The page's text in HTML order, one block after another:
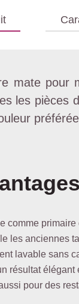
mate pour
les pièces
comme primaire
les anciennes
lavable sans
résultat élégant
pour des